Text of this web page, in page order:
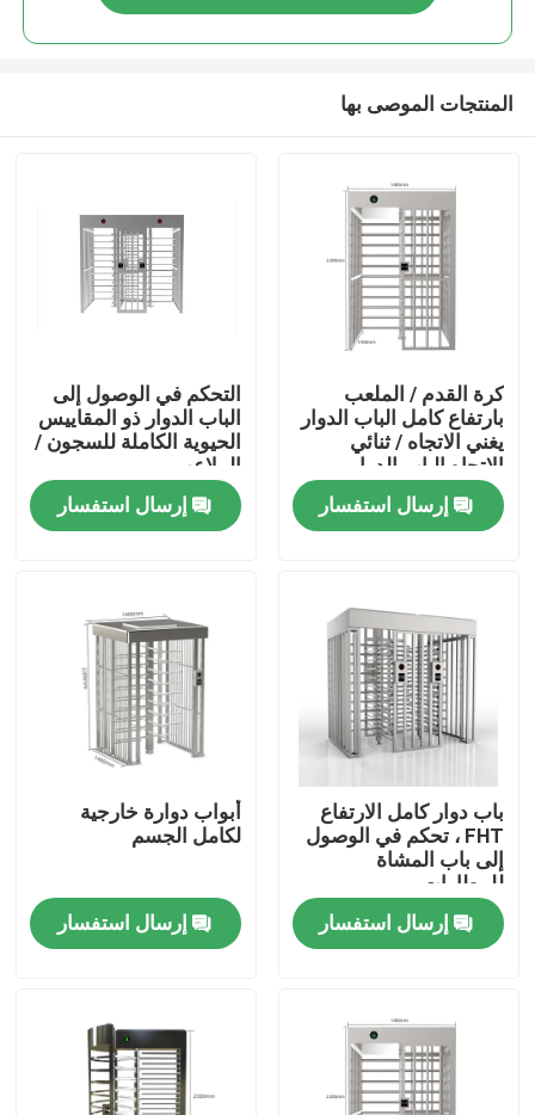
منزل
المنتجات
حول بنا
جولة في المعمل
ضبط الجودة
اتصل بنا
أخبار
جميع القضايا
طلب اقتباس
المنتجات الموصى بها
كرة القدم / الملعب
بارتفاع كامل الباب الدوار
يغني الاتجاه / ثنائي
الاتجاه الباب الدوار
إرسال استفسار
التحكم في الوصول إلى
الباب الدوار ذو المقاييس
الحيوية الكاملة للسجون /
الملاعب
إرسال استفسار
باب دوار كامل الارتفاع
FHT ، تحكم في الوصول
إلى باب المشاة
للمطارات
إرسال استفسار
أبواب دوارة خارجية
لكامل الجسم
إرسال استفسار